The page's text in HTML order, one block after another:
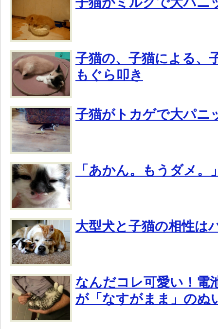
子猫の、子猫による、
もぐら叩き
子猫がトカゲで大パニ
「あかん。もうダメ。
大型犬と子猫の相性は
なんだコレ可愛い！電
が「なすがまま」のぬ